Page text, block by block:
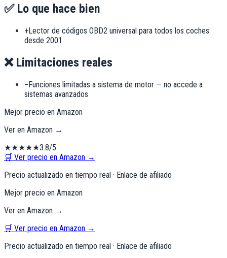
✅ Lo que hace bien
+Lector de códigos OBD2 universal para todos los coches
desde 2001
❌ Limitaciones reales
−Funciones limitadas a sistema de motor — no accede a
sistemas avanzados
Mejor precio en Amazon
Ver en Amazon →
★★★★★3.8/5
🛒 Ver precio en Amazon →
Precio actualizado en tiempo real · Enlace de afiliado
Mejor precio en Amazon
Ver en Amazon →
🛒 Ver precio en Amazon →
Precio actualizado en tiempo real · Enlace de afiliado